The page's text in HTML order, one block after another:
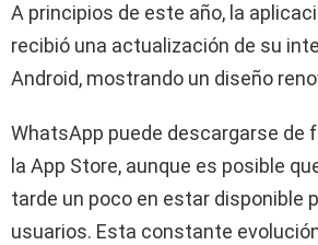
A principios de este año, la
recibió una actualización de su
Android, mostrando un diseño
WhatsApp puede descargarse de
la App Store, aunque es posible
tarde un poco en estar disponible
usuarios. Esta constante